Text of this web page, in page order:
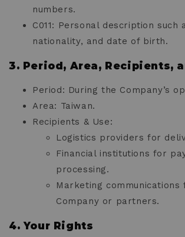
numbers.
C011: Personal description such
nationality, and date of birth.
3. Period, Area, Recipients,
Period: During the Company’s
Area: Taiwan.
Recipients & Use:
Logistics providers for
Financial institutions for
processing.
Marketing communications
Company or partners.
4. Your Rights